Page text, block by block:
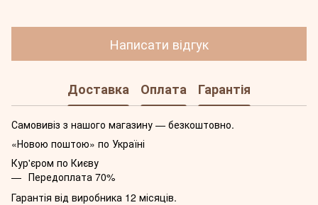
Написати відгук
Доставка Оплата Гарантія
Самовивіз з нашого магазину — безкоштовно.
«Новою поштою» по Україні
Кур'єром по Києву
Передоплата 70%
Гарантія від виробника 12 місяців.